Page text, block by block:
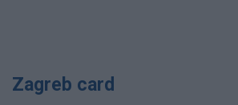
Zagreb card